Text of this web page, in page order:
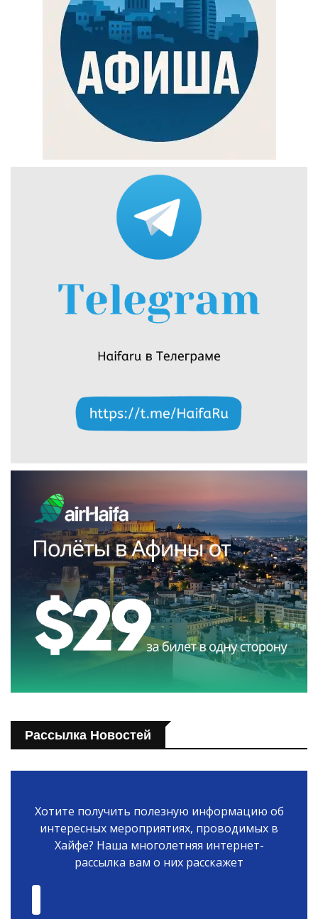
Рассылка Новостей
Хотите получить полезную информацию об
интересных мероприятиях, проводимых в
Хайфе? Наша многолетняя интернет-
рассылка вам о них расскажет